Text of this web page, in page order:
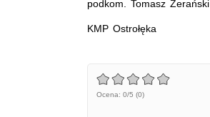
podkom. Tomasz Żerański
KMP Ostrołęka
Ocena: 0/5 (0)